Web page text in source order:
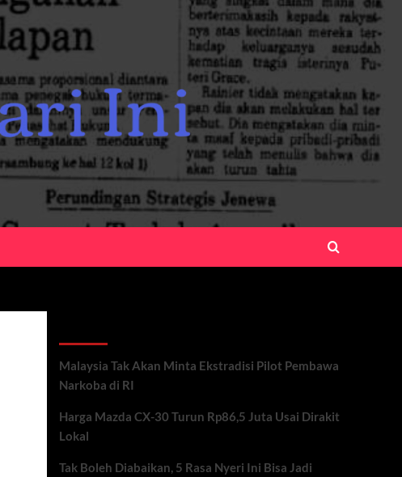
Malaysia Tak Akan Minta Ekstradisi Pilot Pembawa
Narkoba di RI
Harga Mazda CX-30 Turun Rp86,5 Juta Usai Dirakit
Lokal
Tak Boleh Diabaikan, 5 Rasa Nyeri Ini Bisa Jadi